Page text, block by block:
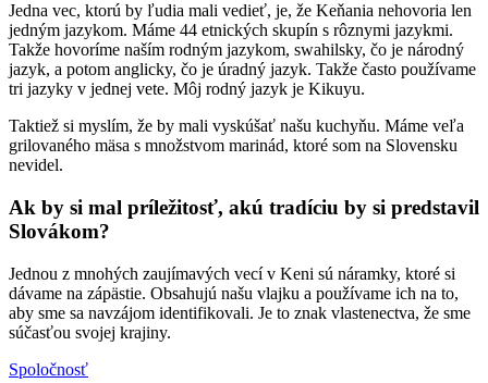
Jedna vec, ktorú by ľudia mali vedieť, je, že Keňania nehovoria len
jedným jazykom. Máme 44 etnických skupín s rôznymi jazykmi.
Takže hovoríme naším rodným jazykom, swahilsky, čo je národný
jazyk, a potom anglicky, čo je úradný jazyk. Takže často používame
tri jazyky v jednej vete. Môj rodný jazyk je Kikuyu.
Taktiež si myslím, že by mali vyskúšať našu kuchyňu. Máme veľa
grilovaného mäsa s množstvom marinád, ktoré som na Slovensku
nevidel.
Ak by si mal príležitosť, akú tradíciu by si predstavil
Slovákom?
Jednou z mnohých zaujímavých vecí v Keni sú náramky, ktoré si
dávame na zápästie. Obsahujú našu vlajku a používame ich na to,
aby sme sa navzájom identifikovali. Je to znak vlastenectva, že sme
súčasťou svojej krajiny.
Spoločnosť